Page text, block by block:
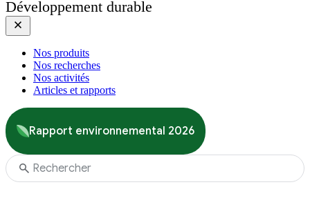
Développement durable
Nos produits
Nos recherches
Nos activités
Articles et rapports
Rapport environnemental 2026